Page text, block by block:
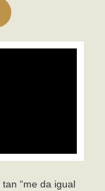
tan “me da igual